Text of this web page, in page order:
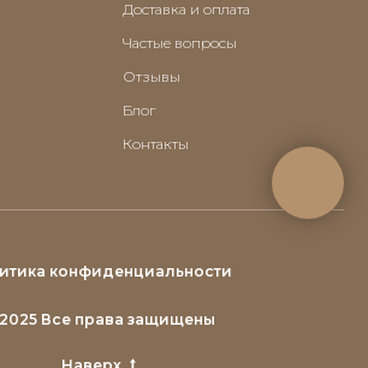
Доставка и оплата
Частые вопросы
Отзывы
Блог
Контакты
конфиденциальности
Все права защищены